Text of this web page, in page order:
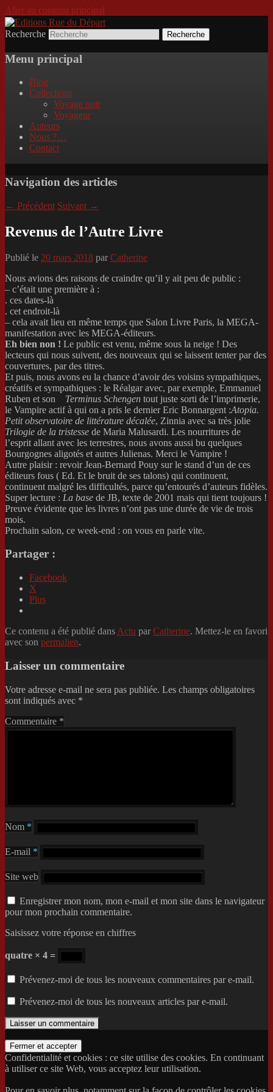
Aller au contenu principal
Editions Rue du Départ
Incitation au voyage, du roman noir au
poème.
Recherche
Menu principal
Blog
Collections
Voyage noir
Voyageur
Auteurs
Nous ?…
Contact
Navigation des articles
← Précédent Suivant →
Revenus de l’Autre Livre
Publié le 20 mars 2018 par Catherine
Nous avions des raisons de craindre qu’il y ait peu de public :
– c’était une première à :
. ces dates-là
. cet endroit-là
– cela avait lieu en même temps que Salon Livre Paris, la MEGA-
manifestation avec les MEGA-éditeurs.
Eh bien non ! Le public est venu, même sous la neige ! Des
lecteurs qui nous suivent, des nouveaux qui se laissent tenter par des
couvertures, par des titres.
Et puis, nous avons eu la chance d’avoir des voisins sympathiques,
créatifs et sympathiques : le Réalgar avec, par exemple, Emmanuel
Ruben et son
Terminus Schengen tout juste sorti de l’imprimerie,
le Vampire actif à qui on a pris le dernier Eric Bonnargent :Atopia.
Petit observatoire de littérature décalée, Zinnia avec sa très jolie
Trilogie de la tristesse de Maria Malusardi. Les nourritures de
l’esprit allant avec les terrestres, nous avons aussi bu quelques
Bourgognes aligotés et autres Julienas. Merci le Vampire !
Autre plaisir : revoir Jean-Bernard Pouy sur le stand d’un de ces
éditeurs fous ( Ed. Et le bruit de ses talons) qui continuent,
continuent malgré les difficultés, parce qu’entourés d’auteurs fidèles.
Super lecture : La base de JB, texte de 2001 mais qui tient toujours !
Preuve évidente que les livres n’ont pas une durée de vie de trois
mois.
Prochain salon, ce week-end : on vous en parle vite.
Partager :
Facebook
X
Plus
Ce contenu a été publié dans Actu par Catherine. Mettez-le en favori
avec son permalien.
Laisser un commentaire
Votre adresse e-mail ne sera pas publiée. Les champs obligatoires
sont indiqués avec *
Commentaire *
Nom *
E-mail *
Site web
Enregistrer mon nom, mon e-mail et mon site dans le navigateur
pour mon prochain commentaire.
Saisissez votre réponse en chiffres
quatre × 4 =
Prévenez-moi de tous les nouveaux commentaires par e-mail.
Prévenez-moi de tous les nouveaux articles par e-mail.
Confidentialité et cookies : ce site utilise des cookies. En continuant
à utiliser ce site Web, vous acceptez leur utilisation.